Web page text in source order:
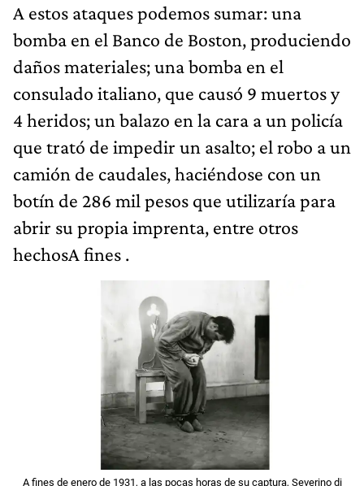
A estos ataques podemos sumar: una
bomba en el Banco de Boston, produciendo
daños materiales; una bomba en el
consulado italiano, que causó 9 muertos y
4 heridos; un balazo en la cara a un policía
que trató de impedir un asalto; el robo a un
camión de caudales, haciéndose con un
botín de 286 mil pesos que utilizaría para
abrir su propia imprenta, entre otros
hechosA fines .
A fines de enero de 1931, a las pocas horas de su captura, Severino di